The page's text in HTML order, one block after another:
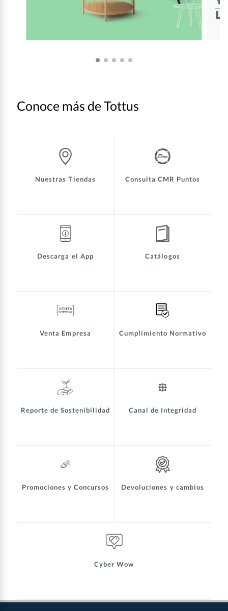
Conoce más de Tottus
Nuestras Tiendas Consulta CMR Puntos
Descarga el App Catálogos
Venta Empresa Cumplimiento Normativo
Reporte de Sostenibilidad Canal de Integridad
Promociones y Concursos Devoluciones y cambios
Cyber Wow